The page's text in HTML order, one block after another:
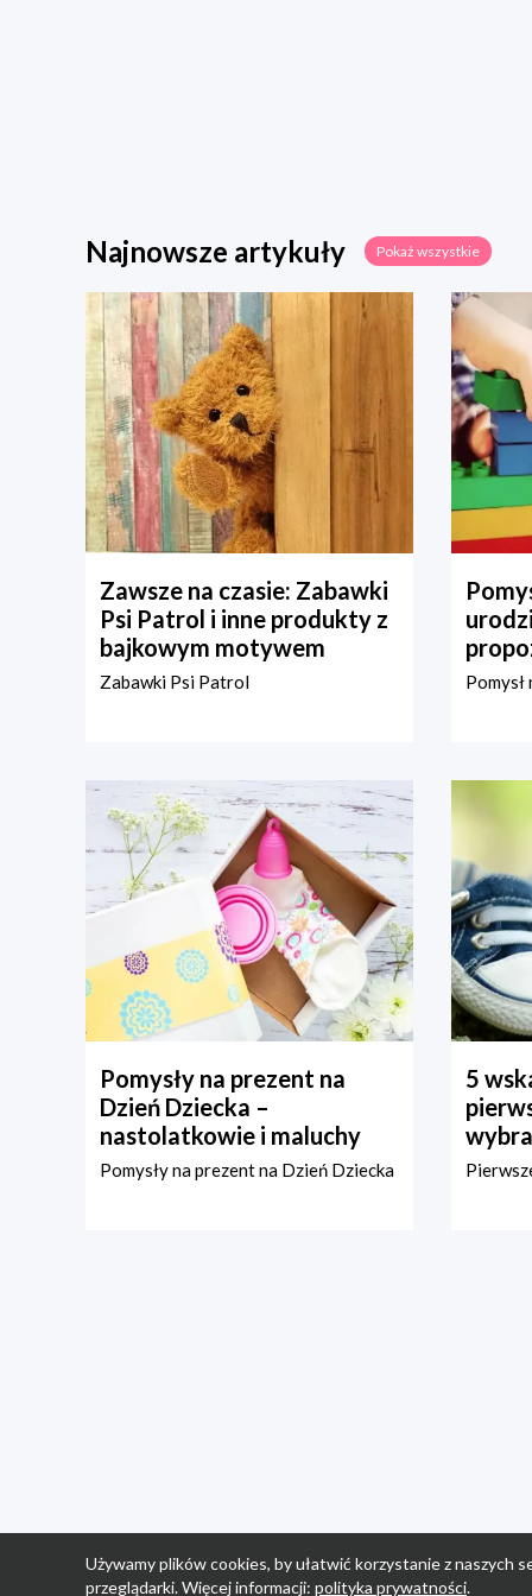
Najnowsze artykuły Pokaż wszystkie
Zawsze na czasie: Zabawki
Psi Patrol i inne produkty z
bajkowym motywem
Zabawki Psi Patrol
Pomysły na prezent na
Dzień Dziecka –
nastolatkowie i maluchy
Pomysły na prezent na Dzień Dziecka
5
Używamy plików cookies, by ułatwić korzystanie z naszych
przeglądarki. Więcej informacji: polityka prywatności.